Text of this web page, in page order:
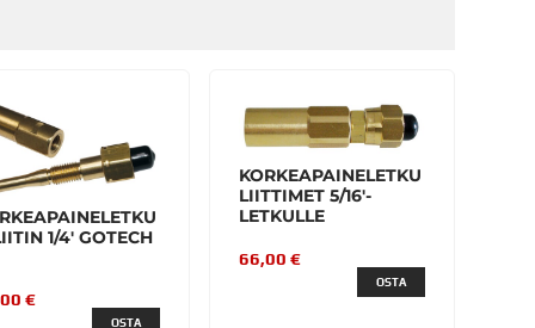
1/4' GOTECH
€
OSTA
KORKEAPAINELETKU
LIITTIMET 5/16'-
LETKULLE
66,00 €
OSTA